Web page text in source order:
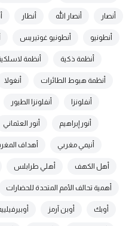
أنصار أنصار الله أنطار
أنطونيو أنطونيو غوتيريس
أنظمة ذكية أنظمة
أنظمة هبوط الطائرات أنغولا
أنفلونزا أنفلونزا الطيور
أنور إبراهيم أنور العثماني
أنيمي مغربي أهداف
أهل الكهف أهلي طرابلس
أهمية تحالف الأمم المتحدة للحضارات
أوبك أوبن آرمز